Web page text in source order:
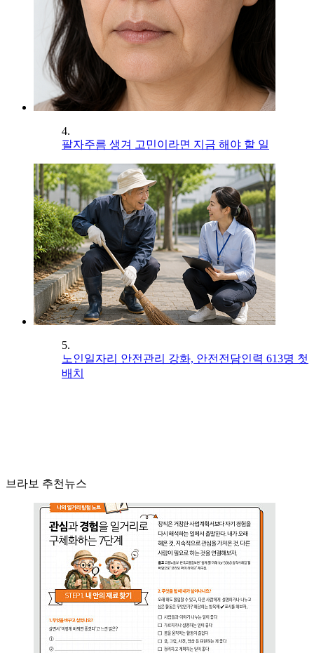
4.
팔자주름 생겨 고민이라면 지금 해야 할 일
5.
노인일자리 안전관리 강화, 안전전담인력 613명 첫
배치
브라보 추천뉴스